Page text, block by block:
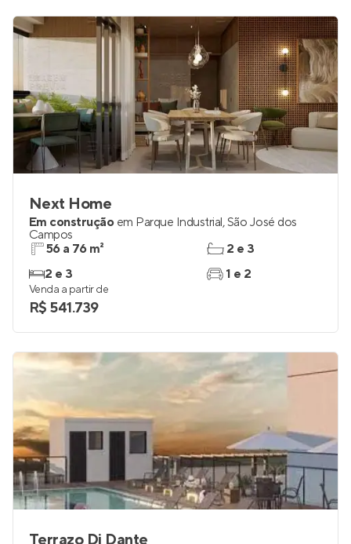
Next Home
Em construção em Parque Industrial,São José dos
Campos
56 a 76 m²
2 e 3
2 e 3
1 e 2
Venda a partir de
R$ 541.739